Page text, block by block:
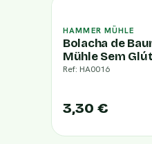
HAMMER MÜHLE
Bolacha de
Mühle Sem
Ref: HA0016
3,30 €